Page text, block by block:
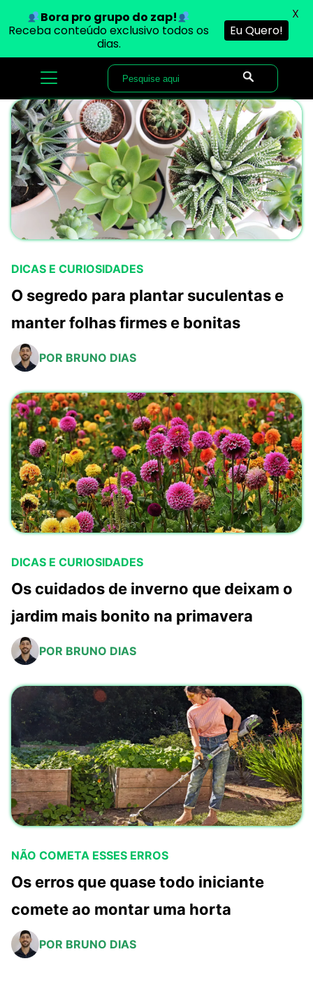
Bora pro grupo do zap!
Receba conteúdo exclusivo todos os
dias.
Eu Quero!
X
DICAS E CURIOSIDADES
O segredo para plantar suculentas e
manter folhas firmes e bonitas
POR BRUNO DIAS
DICAS E CURIOSIDADES
Os cuidados de inverno que deixam o
jardim mais bonito na primavera
POR BRUNO DIAS
NÃO COMETA ESSES ERROS
Os erros que quase todo iniciante
comete ao montar uma horta
POR BRUNO DIAS
Bora pro grupo do zap!
Receba conteúdo exclusivo todos os
dias.
Eu Quero!
X